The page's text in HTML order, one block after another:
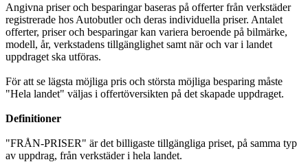
Angivna priser och besparingar baseras på offerter från verkstäder
registrerade hos Autobutler och deras individuella priser. Antalet
offerter, priser och besparingar kan variera beroende på bilmärke,
modell, år, verkstadens tillgänglighet samt när och var i landet
uppdraget ska utföras.
För att se lägsta möjliga pris och största möjliga besparing måste
"Hela landet" väljas i offertöversikten på det skapade uppdraget.
Definitioner
"FRÅN-PRISER" är det billigaste tillgängliga priset, på samma typ
av uppdrag, från verkstäder i hela landet.